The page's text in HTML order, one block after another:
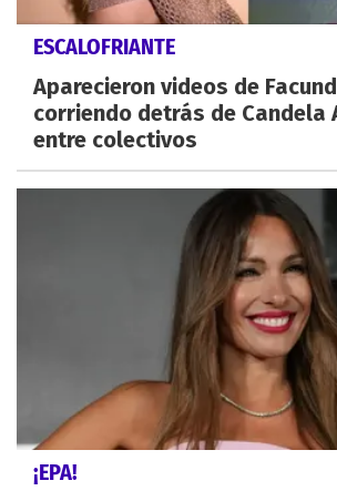
ESCALOFRIANTE
Aparecieron videos de
corriendo detrás de Candela
entre colectivos
¡EPA!